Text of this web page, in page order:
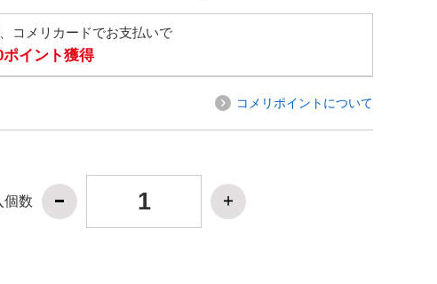
コメリカードでお支払いで
ポイント獲得
コメリポイントについて
個数